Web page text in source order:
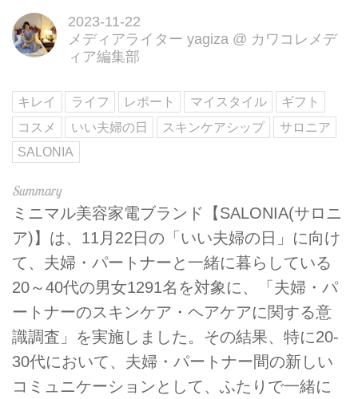
2023-11-22
メディアライター yagiza @ カワコレメデ
ィア編集部
キレイ ライフ レポート マイスタイル
ギフト
コスメ
いい夫婦の日 スキンケアシップ
サロニア
SALONIA
ミニマル美容家電ブランド【SALONIA(サロニ
ア)】は、11月22日の「いい夫婦の日」に向け
て、夫婦・パートナーと一緒に暮らしている
20～40代の男女1291名を対象に、「夫婦・パ
ートナーのスキンケア・ヘアケアに関する意
識調査」を実施しました。その結果、特に20-
30代において、夫婦・パートナー間の新しい
コミュニケーションとして、ふたりで一緒に